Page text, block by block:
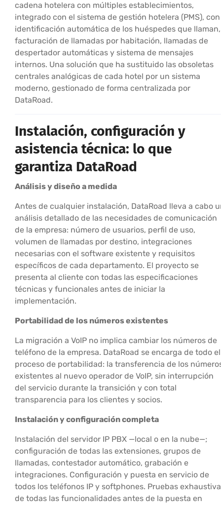
cadena hotelera con múltiples establecimientos,
integrado con el sistema de gestión hotelera (PMS), con
identificación automática de los huéspedes que llaman,
facturación de llamadas por habitación, llamadas de
despertador automáticas y sistema de mensajes
internos. Una solución que ha sustituido las obsoletas
centrales analógicas de cada hotel por un sistema
moderno, gestionado de forma centralizada por
DataRoad.
Instalación, configuración y
asistencia técnica: lo que
garantiza DataRoad
Análisis y diseño a medida
Antes de cualquier instalación, DataRoad lleva a cabo
análisis detallado de las necesidades de comunicación
de la empresa: número de usuarios, perfil de uso,
volumen de llamadas por destino, integraciones
necesarias con el software existente y requisitos
específicos de cada departamento. El proyecto se
presenta al cliente con todas las especificaciones
técnicas y funcionales antes de iniciar la
implementación.
Portabilidad de los números existentes
La migración a VoIP no implica cambiar los números de
teléfono de la empresa. DataRoad se encarga de todo el
proceso de portabilidad: la transferencia de los
existentes al nuevo operador de VoIP, sin interrupción
del servicio durante la transición y con total
transparencia para los clientes y socios.
Instalación y configuración completa
Instalación del servidor IP PBX —local o en la nube—;
configuración de todas las extensiones, grupos de
llamadas, contestador automático, grabación e
integraciones. Configuración y puesta en servicio de
todos los teléfonos IP y softphones. Pruebas
de todas las funcionalidades antes de la puesta en